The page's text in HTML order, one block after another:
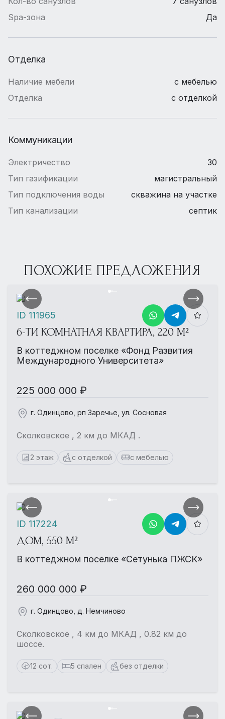
Spa-зона
Да
Отделка
Наличие мебели
с мебелью
Отделка
с отделкой
Коммуникации
Электричество
30
Тип газификации
магистральный
Тип подключения воды
скважина на участке
Тип канализации
септик
ПОХОЖИЕ ПРЕДЛОЖЕНИЯ
6-ТИ КОМНАТНАЯ КВАРТИРА, 220 М²
В коттеджном поселке «Фонд Развития
Международного Университета»
225 000 000 ₽
г. Одинцово, рп Заречье, ул. Сосновая
Сколковское , 2 км до МКАД .
2 этаж с отделкой с мебелью
ID 111965
ДОМ, 550 М²
В коттеджном поселке «Сетунька ПЖСК»
260 000 000 ₽
г. Одинцово, д. Немчиново
Сколковское , 4 км до МКАД , 0.82 км до
шоссе.
12 сот. 5 спален без отделки
ID 117224